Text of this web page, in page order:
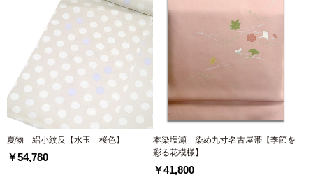
夏物 絽小紋反【水玉 桜色】
￥54,780
本染塩瀬 染め九寸名古屋帯【季節を
彩る花模様】
￥41,800